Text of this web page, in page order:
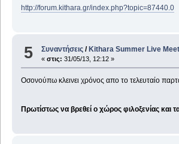
http://forum.kithara.gr/index.php?topic=87440.0
5 Συναντήσεις / Kithara Summer Live
«στις: 31/05/13, 12:12 »
Οσονούπω κλεινει χρόνος απο το τελευταίο
Πρωτίστως να βρεθεί ο χώρος φιλοξενίας και